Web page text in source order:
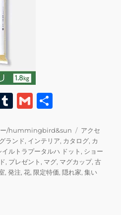
T
m
bl
r
G
ai
l
ー/hummingbird&sun
タ
グ
アクセ
ランド, インテリア, カタログ, カ
イルトラプータルハ ドット , ショー
, プレゼント , マグ, マグカップ,古
,発注,花,限定特価,隠れ家,集い